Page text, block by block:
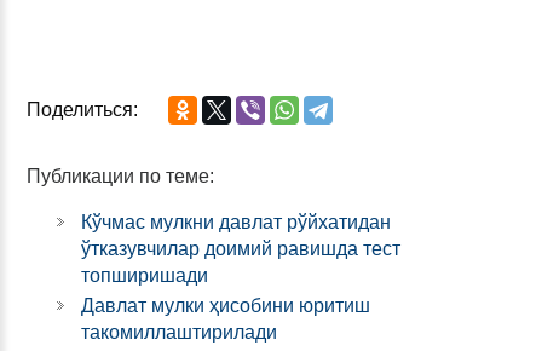
Поделиться:
Публикации по теме:
Кўчмас мулкни давлат рўйхатидан
ўтказувчилар доимий равишда тест
топширишади
Давлат мулки ҳисобини юритиш
такомиллаштирилади